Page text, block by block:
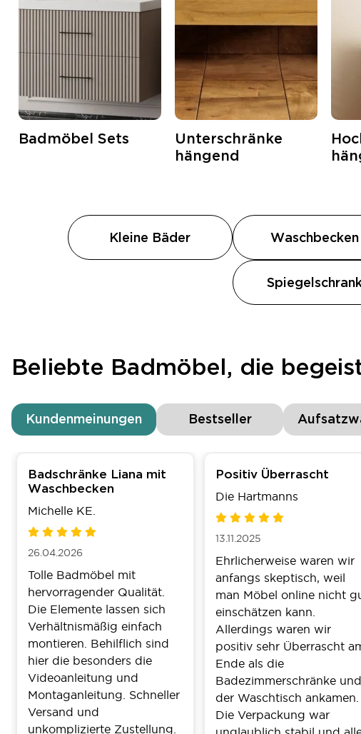
Badmöbel Sets
Unterschränke
hängend
Kleine Bäder Waschbecken
Beliebte Badmöbel, die
Kundenmeinungen Bestseller
Badschränke Liana mit
Waschbecken
Michelle KE.
26.04.2026
Tolle Badmöbel mit
hervorragender Qualität.
Die Elemente lassen sich
Verhältnismäßig einfach
montieren. Behilflich sind
hier die besonders die
Videoanleitung und
Montaganleitung. Schneller
Versand und
unkomplizierte Zustellung.
Positiv Überrascht
Die Hartmanns
13.11.2025
Ehrlicherweise waren wir
anfangs skeptisch, weil
man Möbel online nicht
einschätzen kann.
Allerdings waren wir
positiv sehr Überrascht
Ende als die
Badezimmerschränke und
der Waschtisch ankamen.
Die Verpackung war